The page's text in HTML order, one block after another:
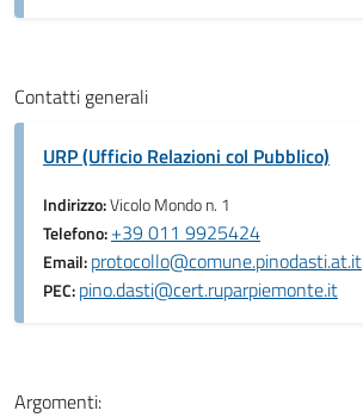
Contatti generali
URP (Ufficio Relazioni col Pubblico)
Indirizzo:Vicolo Mondo n. 1
Telefono:+39 011 9925424
Email:protocollo@comune.pinodasti.at.it
PEC:pino.dasti@cert.ruparpiemonte.it
Argomenti: